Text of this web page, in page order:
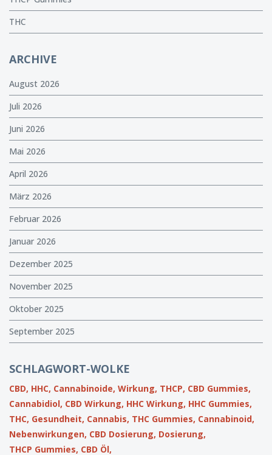
THC
ARCHIVE
August 2026
Juli 2026
Juni 2026
Mai 2026
April 2026
März 2026
Februar 2026
Januar 2026
Dezember 2025
November 2025
Oktober 2025
September 2025
SCHLAGWORT-WOLKE
CBD, HHC, Cannabinoide, Wirkung, THCP, CBD Gummies,
Cannabidiol, CBD Wirkung, HHC Wirkung, HHC Gummies,
THC, Gesundheit, Cannabis, THC Gummies, Cannabinoid,
Nebenwirkungen, CBD Dosierung, Dosierung,
THCP Gummies, CBD Öl,